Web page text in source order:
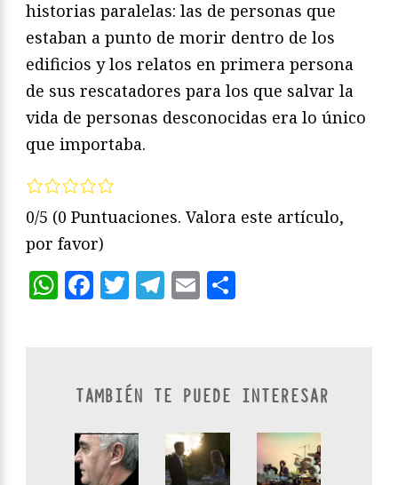
historias paralelas: las de personas que
estaban a punto de morir dentro de los
edificios y los relatos en primera persona
de sus rescatadores para los que salvar la
vida de personas desconocidas era lo único
que importaba.
0/5 (0 Puntuaciones. Valora este artículo,
por favor)
WhatsApp
Facebook
Twitter
Telegram
Email
TAMBIÉN TE PUEDE INTERESAR